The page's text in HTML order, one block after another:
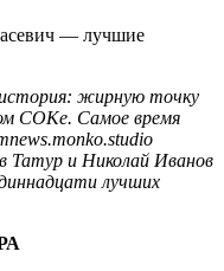
— лучшие
жирную точку
СОКе. Самое время
Татур и Николай Иванов
лучших